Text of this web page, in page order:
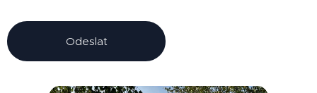
Odeslat